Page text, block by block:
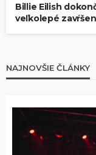
Billie Eilish
veľkolepé
NAJNOVŠIE ČLÁNKY